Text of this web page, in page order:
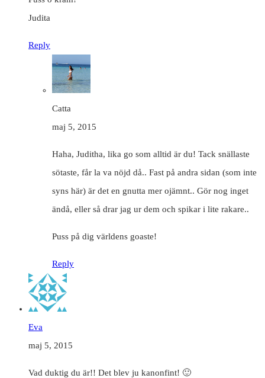
Judita
Reply
Catta
maj 5, 2015
Haha, Juditha, lika go som alltid är du! Tack snällaste
sötaste, får la va nöjd då.. Fast på andra sidan (som inte
syns här) är det en gnutta mer ojämnt.. Gör nog inget
ändå, eller så drar jag ur dem och spikar i lite rakare..
Puss på dig världens goaste!
Reply
Eva
maj 5, 2015
Vad duktig du är!! Det blev ju kanonfint! 🙂